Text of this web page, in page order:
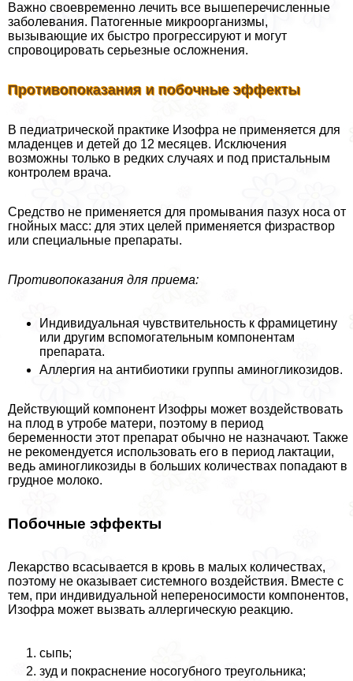
Важно своевременно лечить все вышеперечисленные
заболевания. Патогенные микроорганизмы,
вызывающие их быстро прогрессируют и могут
спровоцировать серьезные осложнения.
Противопоказания и побочные эффекты
В педиатрической пpaктике Изофра не применяется для
младенцев и детей до 12 месяцев. Исключения
возможны только в редких случаях и под пристальным
контролем врача.
Средство не применяется для промывания пазух носа от
гнойных масс: для этих целей применяется физраствор
или специальные препараты.
Противопоказания для приема:
Индивидуальная чувствительность к фрамицетину
или другим вспомогательным компонентам
препарата.
Аллергия на антибиотики группы аминогликозидов.
Действующий компонент Изофры может воздействовать
на плод в утробе матери, поэтому в период
беременности этот препарат обычно не назначают. Также
не рекомендуется использовать его в период лактации,
ведь аминогликозиды в больших количествах попадают в
грудное молоко.
Побочные эффекты
Лекарство всасывается в кровь в малых количествах,
поэтому не оказывает системного воздействия. Вместе с
тем, при индивидуальной непереносимости компонентов,
Изофра может вызвать аллергическую реакцию.
сыпь;
зуд и покраснение носогубного треугольника;